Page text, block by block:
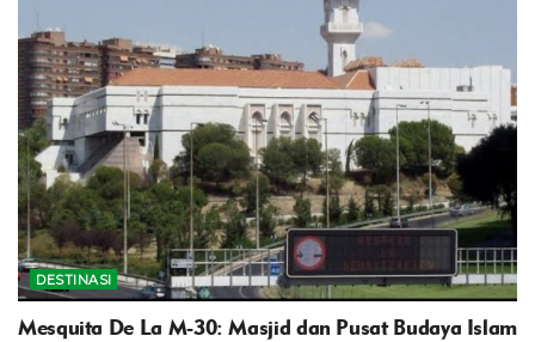
DESTINASI
Mesquita De La M-30: Masjid dan Pusat Budaya Islam